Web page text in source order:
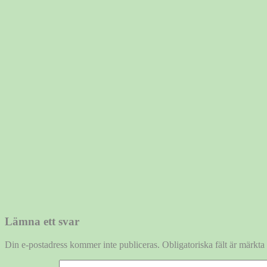
Lämna ett svar
Din e-postadress kommer inte publiceras. Obligatoriska fält är märkta